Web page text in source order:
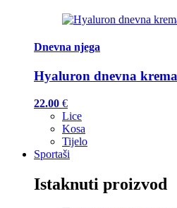
Dnevna njega
Hyaluron dnevna
22.00 €
Lice
Kosa
Tijelo
Sportaši
Istaknuti proizvod